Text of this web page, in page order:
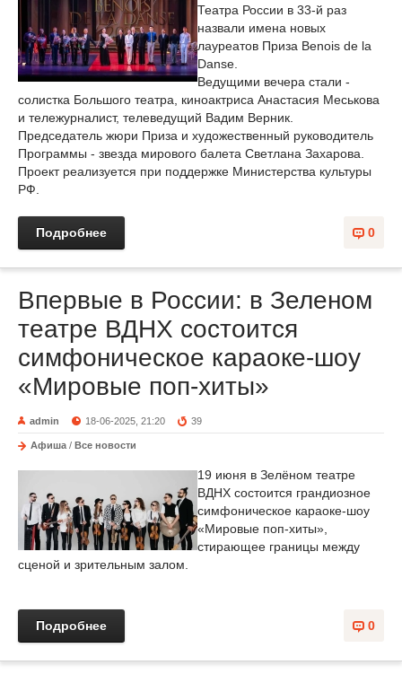
Театра России в 33-й раз
назвали имена новых
лауреатов Приза Benois de la
Danse.
Ведущими вечера стали -
солистка Большого театра, киноактриса Анастасия Меськова
и тележурналист, телеведущий Вадим Верник.
Председатель жюри Приза и художественный руководитель
Программы - звезда мирового балета Светлана Захарова.
Проект реализуется при поддержке Министерства культуры
РФ.
0
Подробнее
Впервые в России: в Зеленом
театре ВДНХ состоится
симфоническое караоке-шоу
«Мировые поп-хиты»
admin 18-06-2025, 21:20 39
Афиша / Все новости
19 июня в Зелёном театре
ВДНХ состоится грандиозное
симфоническое караоке-шоу
«Мировые поп-хиты»,
стирающее границы между
сценой и зрительным залом.
0
Подробнее